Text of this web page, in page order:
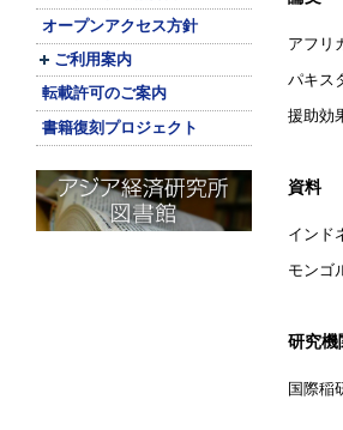
オープンアクセス方針
ご利用案内
転載許可のご案内
書籍復刻プロジェクト
アフリ
パキス
援助効
資料
インド
モンゴ
研究機
国際稲